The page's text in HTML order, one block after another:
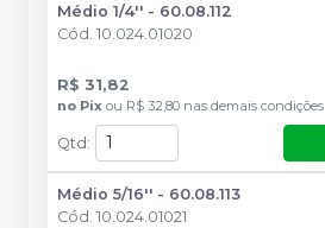
Médio 1/4'' - 60.08.112
Cód. 10.024.01020
R$ 31,82
no Pix ou R$ 32,80 nas demais condições
Qtd:
Médio 5/16'' - 60.08.113
Cód. 10.024.01021